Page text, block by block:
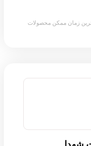
زمان ممکن محصولات